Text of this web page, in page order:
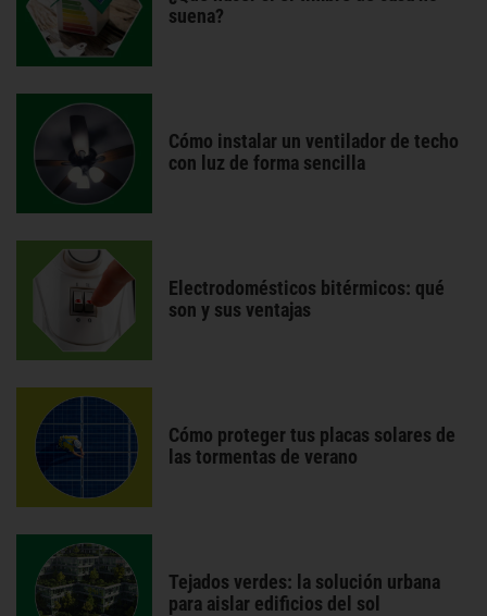
suena?
Cómo instalar un ventilador de techo
con luz de forma sencilla
Electrodomésticos bitérmicos: qué
son y sus ventajas
Cómo proteger tus placas solares de
las tormentas de verano
Tejados verdes: la solución urbana
para aislar edificios del sol